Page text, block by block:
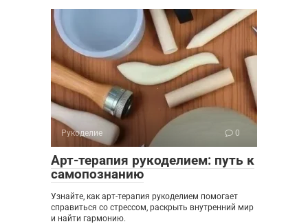
Рукоделие 0
Арт-терапия рукоделием: путь к
самопознанию
Узнайте, как арт-терапия рукоделием помогает
справиться со стрессом, раскрыть внутренний мир
и найти гармонию.